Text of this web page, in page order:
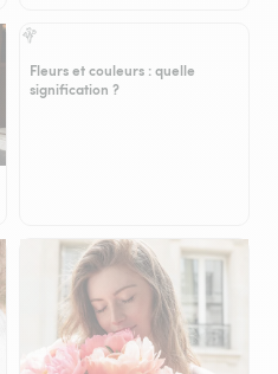
Fleurs et couleurs : quelle
signification ?